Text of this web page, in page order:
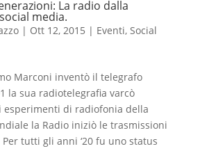
La radio dalla
media.
| Ott 12, 2015 | Eventi, Social
Marconi inventò il telegrafo
la sua radiotelegrafia varcò
esperimenti di radiofonia della
la Radio iniziò le trasmissioni
tutti gli anni ‘20 fu uno status